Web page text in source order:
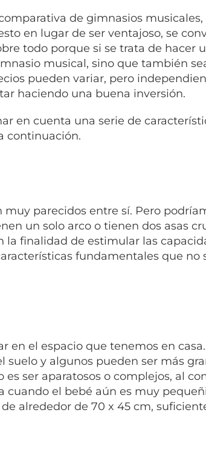
de gimnasios
en lugar de ser ventajoso, se
todo porque si se trata de hacer
musical, sino que también
pueden variar, pero
haciendo una buena inversión.
en cuenta una serie de
continuación.
parecidos entre sí. Pero
un solo arco o tienen dos asas
finalidad de estimular las
fundamentales que no
en el espacio que tenemos en
y algunos pueden ser más
ser aparatosos o complejos, al
cuando el bebé aún es muy
alrededor de 70 x 45 cm,